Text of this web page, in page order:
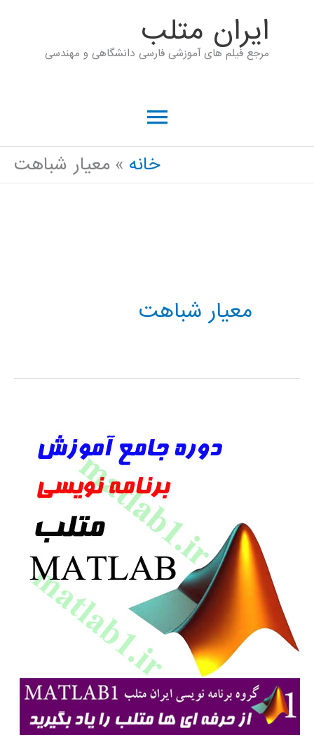
ايران متلب
مرجع فیلم های آموزشی فارسی دانشگاهی و مهندسی
فهرست
اصلی
خانه معيار شباهت
معيار شباهت